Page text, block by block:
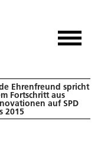
Ehrenfreund spricht
Fortschritt aus
auf SPD
2015